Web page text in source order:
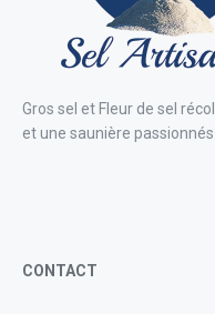
Gros sel et Fleur de sel
et une saunière passionnés
CONTACT